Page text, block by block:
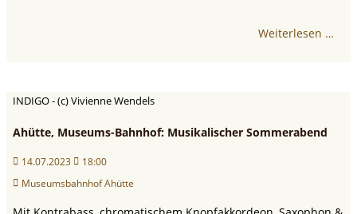
Weiterlesen …
INDIGO - (c) Vivienne Wendels
Ahütte, Museums-Bahnhof: Musikalischer Sommerabend
14.07.2023
18:00
Museumsbahnhof Ahütte